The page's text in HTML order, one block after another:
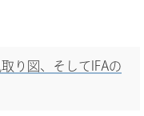
り図、そしてIFAの